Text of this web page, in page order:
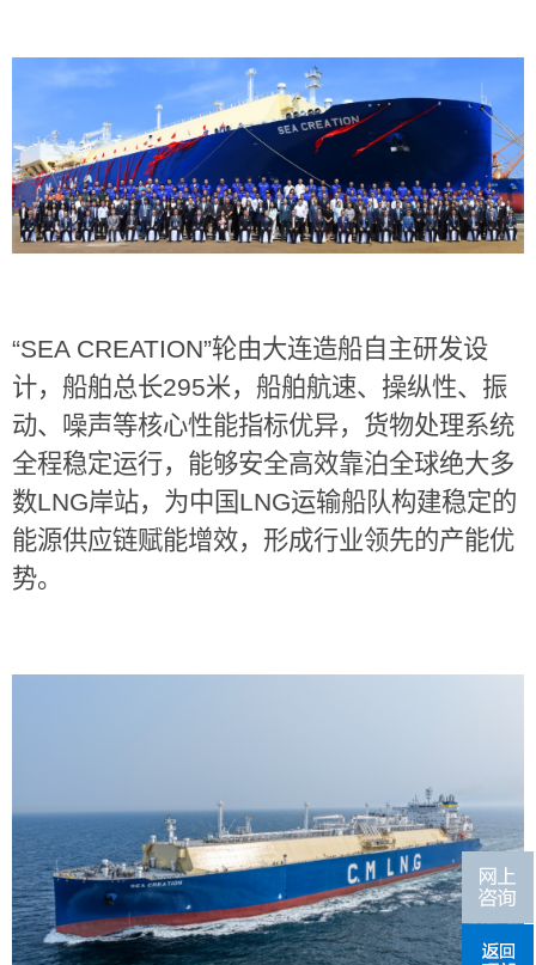
“SEA CREATION”轮由大连造船自主研发设
计，船舶总长295米，船舶航速、操纵性、振
动、噪声等核心性能指标优异，货物处理系统
全程稳定运行，能够安全高效靠泊全球绝大多
数LNG岸站，为中国 LNG运输船队构建稳定的
能源供应链赋能增效，形成行业领先的产能优
势。